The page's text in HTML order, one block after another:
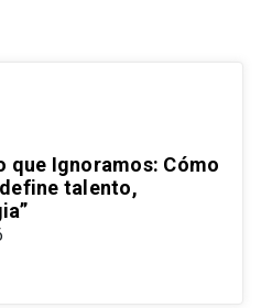
que Ignoramos: Cómo
talento,